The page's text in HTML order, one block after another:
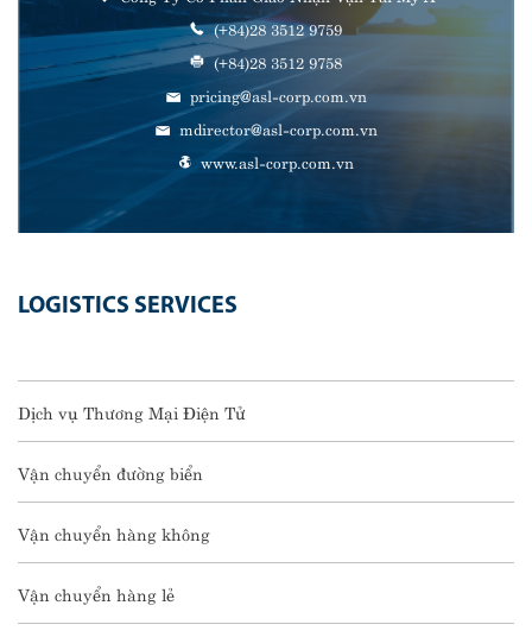
(+84)28 3512 9759
(+84)28 3512 9758
pricing@asl-corp.com.vn
mdirector@asl-corp.com.vn
www.asl-corp.com.vn
LOGISTICS SERVICES
Dịch vụ Thương Mại Điện Tử
Vận chuyển đường biển
Vận chuyển hàng không
Vận chuyển hàng lẻ